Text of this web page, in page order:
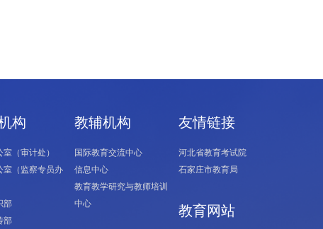
构
（审计处）
室（监察专员办
部
部
教辅机构
国际教育交流中心
信息中心
教育教学研究与教师培训
中心
友情链接
河北省教育考试院
石家庄市教育局
教育网站